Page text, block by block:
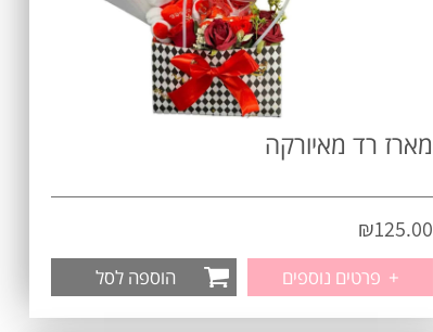
מארז רד מאיורקה
₪125.00
+ פרטים נוספים הוספה לסל